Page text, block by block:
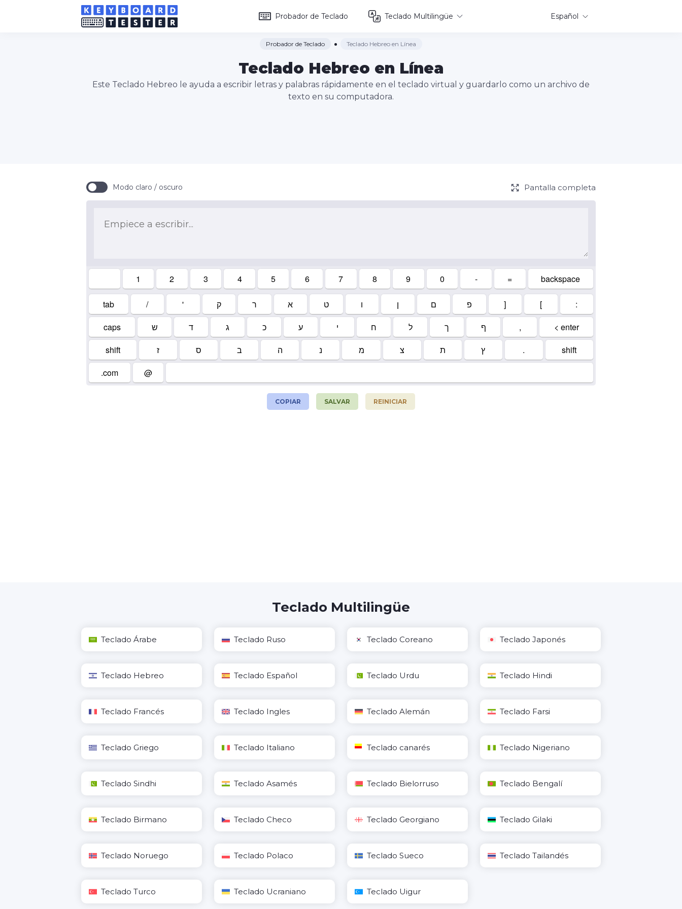
Probador de Teclado Teclado Multilingüe Español
Probador de Teclado Teclado Hebreo en Línea
Teclado Hebreo en Línea
Este Teclado Hebreo le ayuda a escribir letras y palabras rápidamente en el teclado virtual y guardarlo como un archivo de
texto en su computadora.
Modo claro / oscuro Pantalla completa
1 2 3 4 5 6 7 8 9 0 - = backspace
tab / ' ק ר א ט ו ן ם פ ] [
:
caps
ש ד ג כ ע י ח ל ך ף ,
< enter
shift
ז ס ב ה נ מ צ ת ץ .
shift
.com
@
COPIAR SALVAR REINICIAR
Teclado Multilingüe
Teclado Árabe Teclado Ruso Teclado Coreano Teclado Japonés
Teclado Hebreo Teclado Español Teclado Urdu Teclado Hindi
Teclado Francés Teclado Ingles Teclado Alemán Teclado Farsi
Teclado Griego Teclado Italiano Teclado canarés Teclado Nigeriano
Teclado Sindhi Teclado Asamés Teclado Bielorruso Teclado Bengalí
Teclado Birmano Teclado Checo Teclado Georgiano Teclado Gilaki
Teclado Noruego Teclado Polaco Teclado Sueco Teclado Tailandés
Teclado Turco Teclado Ucraniano Teclado Uigur